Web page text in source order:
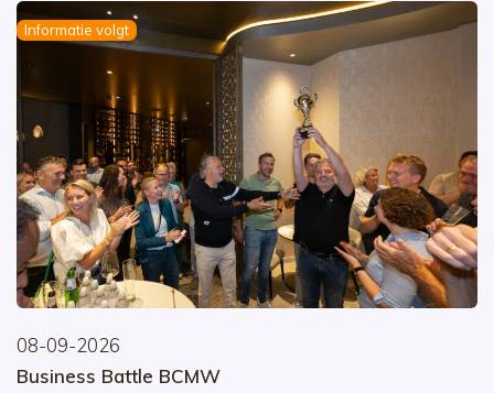
Informatie volgt
08-09-2026
Business Battle BCMW